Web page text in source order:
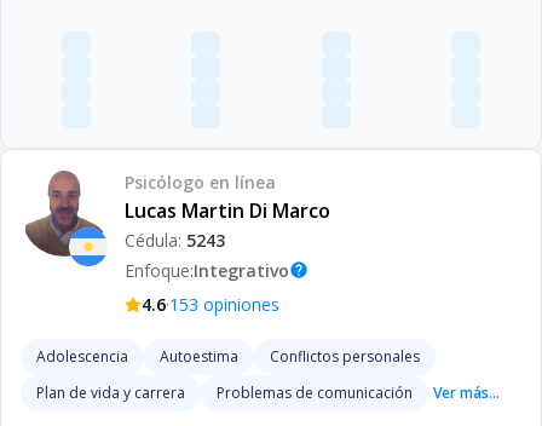
Psicólogo en línea
Lucas Martin Di Marco
Cédula: 5243
Enfoque:Integrativohelp
4.6·153 opiniones
Adolescencia Autoestima
Conflictos personales
Plan de vida y carrera
Problemas de comunicación Ver más...